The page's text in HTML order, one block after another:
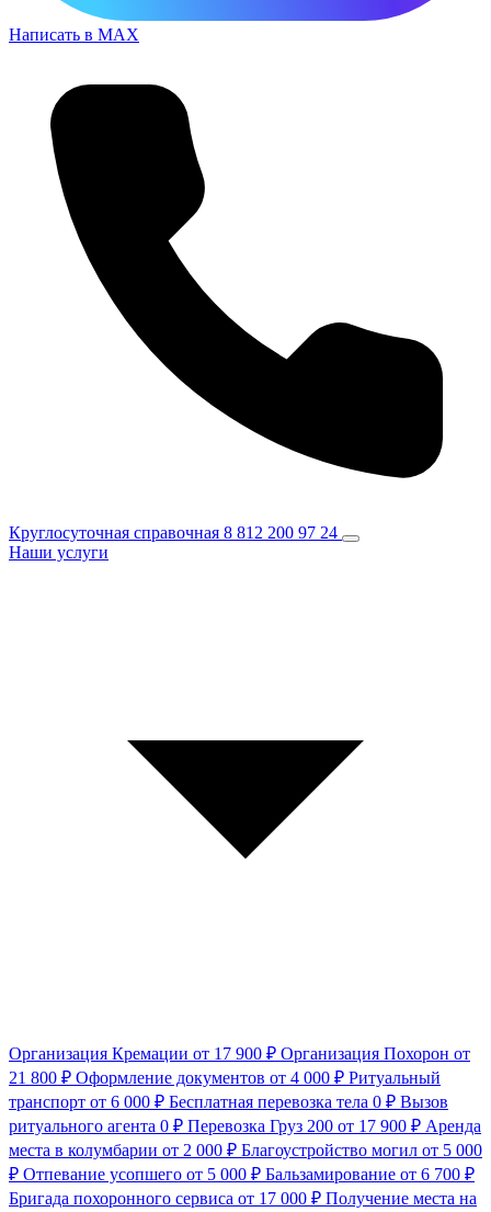
Написать в MAX
Круглосуточная справочная 8 812 200 97 24
Наши услуги
Организация Кремации от 17 900 ₽ Организация Похорон от
21 800 ₽ Оформление документов от 4 000 ₽ Ритуальный
транспорт от 6 000 ₽ Бесплатная перевозка тела 0 ₽ Вызов
ритуального агента 0 ₽ Перевозка Груз 200 от 17 900 ₽ Аренда
места в колумбарии от 2 000 ₽ Благоустройство могил от 5 000
₽ Отпевание усопшего от 5 000 ₽ Бальзамирование от 6 700 ₽
Бригада похоронного сервиса от 17 000 ₽ Получение места на